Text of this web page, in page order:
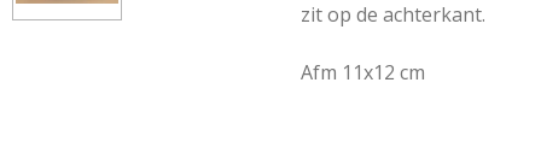
zit op de achterkant.
Afm 11x12 cm